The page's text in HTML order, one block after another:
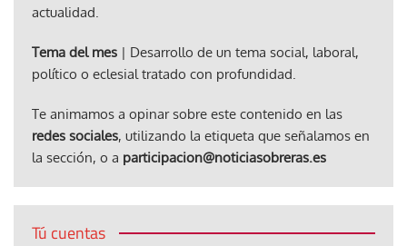
actualidad.
Tema del mes | Desarrollo de un tema social, laboral,
político o eclesial tratado con profundidad.
Te animamos a opinar sobre este contenido en las
redes sociales, utilizando la etiqueta que señalamos en
la sección, o a participacion@noticiasobreras.es
Tú cuentas